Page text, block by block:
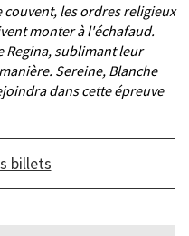
les ordres religieux
monter à l'échafaud.
Regina, sublimant leur
Sereine, Blanche
dans cette épreuve
billets